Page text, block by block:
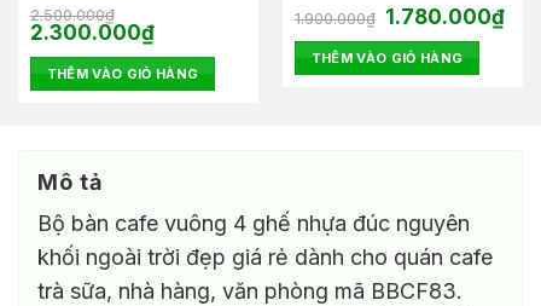
Được xếp
hạng5.00
5 sao
2.500.000₫
Giá
gốc
là:
2.500.000₫.
2.300.000₫Giá
hiện
tại
là:
2.300.000₫.
THÊM VÀO GIỎ HÀNG
Được
hạng
0
1.900.000₫ Giá
gốc
là:
1.900.000₫.
1.780.000₫Giá
hiện
THÊM VÀO GIỎ HÀNG
Mô tả
Bộ bàn cafe vuông 4 ghế nhựa đúc nguyên
khối ngoài trời đẹp giá rẻ dành cho quán cafe
trà sữa, nhà hàng, văn phòng mã BBCF83.